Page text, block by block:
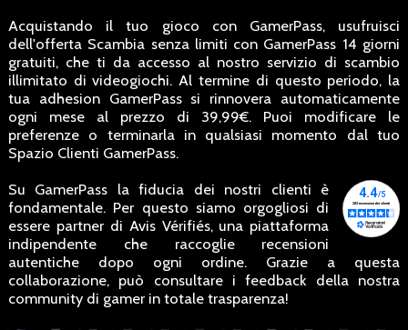
Acquistando il tuo gioco con GamerPass, usufruisci
dell'offerta Scambia senza limiti con GamerPass 14 giorni
gratuiti, che ti da accesso al nostro servizio di scambio
illimitato di videogiochi. Al termine di questo periodo, la
tua adhesion GamerPass si rinnovera automaticamente
ogni mese al prezzo di 39,99€. Puoi modificare le
preferenze o terminarla in qualsiasi momento dal tuo
Spazio Clienti GamerPass.
Su GamerPass la fiducia dei nostri clienti è
fondamentale. Per questo siamo orgogliosi di
essere partner di Avis Vérifiés, una piattaforma
indipendente che raccoglie recensioni
autentiche dopo ogni ordine. Grazie a questa
collaborazione, può consultare i feedback della nostra
community di gamer in totale trasparenza!